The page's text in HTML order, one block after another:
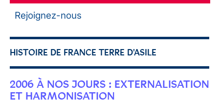
Rejoignez-nous
HISTOIRE DE FRANCE TERRE D'ASILE
2006 À NOS JOURS : EXTERNALISATION
ET HARMONISATION